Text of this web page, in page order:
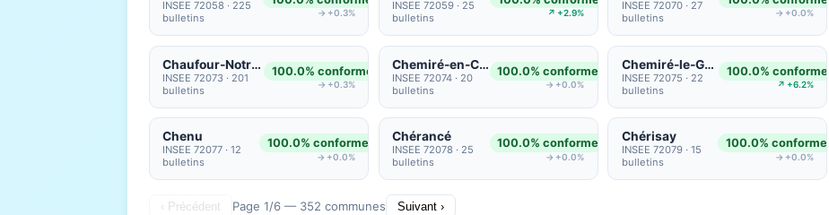
INSEE 72058 · 225
bulletins
→ +0.3%
INSEE 72059 · 25
bulletins
↗ +2.9%
INSEE 72070 · 27
bulletins
→ +0.0%
Chaufour-Notre-Dame
INSEE 72073 · 201
bulletins
100.0% conformes
→ +0.3%
Chemiré-en-Charnie
INSEE 72074 · 20
bulletins
100.0% conformes
→ +0.0%
Chemiré-le-Gaudin
INSEE 72075 · 22
bulletins
100.0% conformes
↗ +6.2%
Chenu
INSEE 72077 · 12
bulletins
100.0% conformes
→ +0.0%
Chérancé
INSEE 72078 · 25
bulletins
100.0% conformes
→ +0.0%
Chérisay
INSEE 72079 · 15
bulletins
100.0% conformes
→ +0.0%
‹ Précédent Page 1/6 — 352 communes Suivant ›